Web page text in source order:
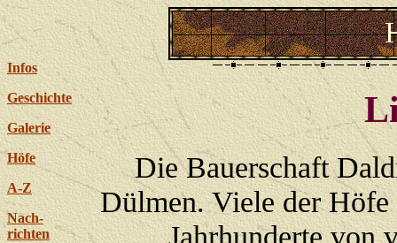
Infos
Geschichte
Galerie
Höfe
A-Z
Nach-
richten
Die Bauerschaft
Dülmen. Viele der
Jahrhunderte von